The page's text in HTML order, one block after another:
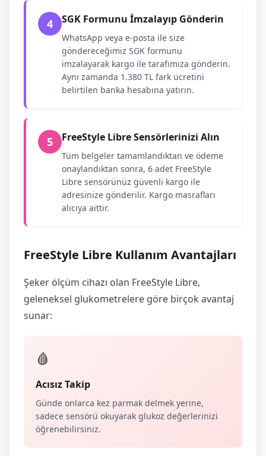
4 SGK Formunu İmzalayıp Gönderin
WhatsApp veya e-posta ile size
göndereceğimiz SGK formunu
imzalayarak kargo ile tarafımıza gönderin.
Aynı zamanda 1.380 TL fark ücretini
belirtilen banka hesabına yatırın.
5 FreeStyle Libre Sensörlerinizi Alın
Tüm belgeler tamamlandıktan ve ödeme
onaylandıktan sonra, 6 adet FreeStyle
Libre sensörünüz güvenli kargo ile
adresinize gönderilir. Kargo masrafları
alıcıya aittir.
FreeStyle Libre Kullanım Avantajları
Şeker ölçüm cihazı olan FreeStyle Libre,
geleneksel glukometrelere göre birçok avantaj
sunar:
🩸
Acısız Takip
Günde onlarca kez parmak delmek yerine,
sadece sensörü okuyarak glukoz değerlerinizi
öğrenebilirsiniz.